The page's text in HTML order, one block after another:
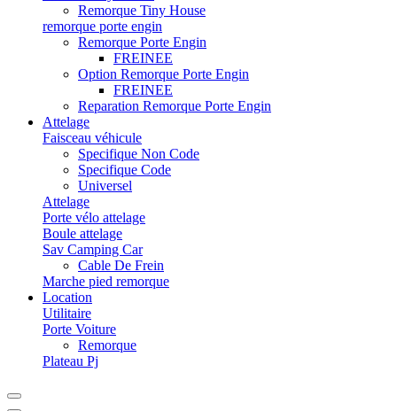
Remorque Tiny House
remorque porte engin
Remorque Porte Engin
FREINEE
Option Remorque Porte Engin
FREINEE
Reparation Remorque Porte Engin
Attelage
Faisceau véhicule
Specifique Non Code
Specifique Code
Universel
Attelage
Porte vélo attelage
Boule attelage
Sav Camping Car
Cable De Frein
Marche pied remorque
Location
Utilitaire
Porte Voiture
Remorque
Plateau Pj